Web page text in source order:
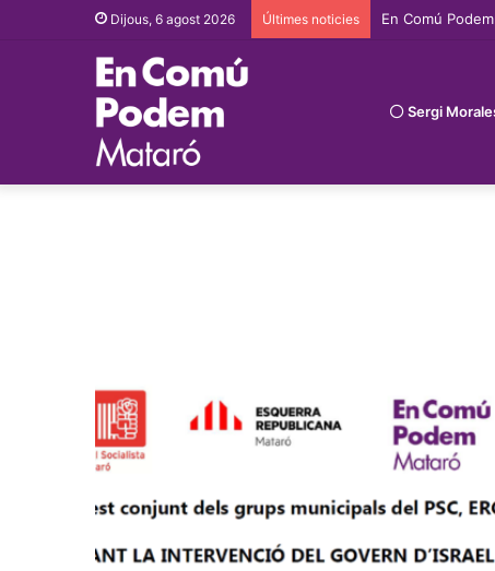
Dijous, 6 agost 2026 Últimes noticies En Comú
Sergi